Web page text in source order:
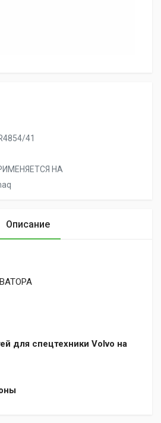
41
НА
Описание
для спецтехники Volvo на